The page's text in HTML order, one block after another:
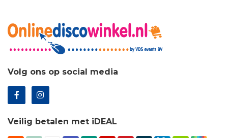
Volg ons op social media
Veilig betalen met iDEAL